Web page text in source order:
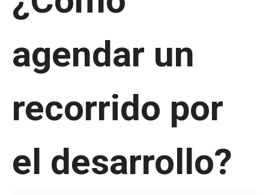
agendar un
recorrido por
el desarrollo?